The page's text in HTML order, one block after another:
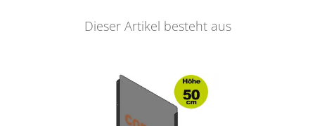
Dieser Artikel besteht aus